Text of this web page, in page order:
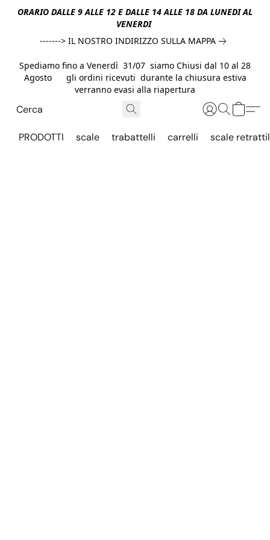
ORARIO DALLE 9 ALLE 12 E DALLE 14 ALLE 18 DA LUNEDI AL
VENERDI
-------> IL NOSTRO INDIRIZZO SULLA MAPPA
Spediamo fino a Venerdì 31/07 siamo Chiusi dal 10 al 28
Agosto gli ordini ricevuti durante la chiusura estiva
verranno evasi alla riapertura
PRODOTTI scale trabattelli carrelli scale